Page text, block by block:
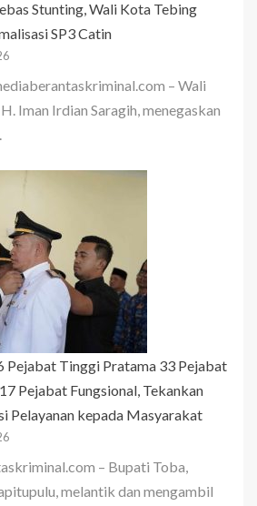
Stunting, Wali Kota Tebing
SP3 Catin
– Wali
Iman Irdian Saragih, menegaskan
Pejabat Tinggi Pratama 33 Pejabat
Pejabat Fungsional, Tekankan
Pelayanan kepada Masyarakat
– Bupati Toba,
melantik dan mengambil